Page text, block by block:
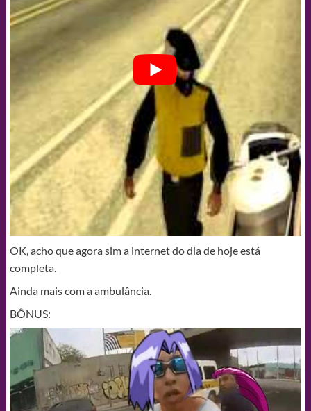
OK, acho que agora sim a internet do dia de hoje está
completa.
Ainda mais com a ambulância.
BÔNUS: